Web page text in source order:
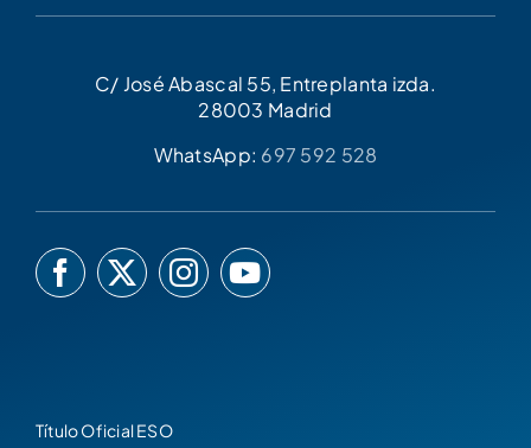
C/ José Abascal 55, Entreplanta izda.
28003 Madrid
WhatsApp: 697 592 528
Título Oficial ESO